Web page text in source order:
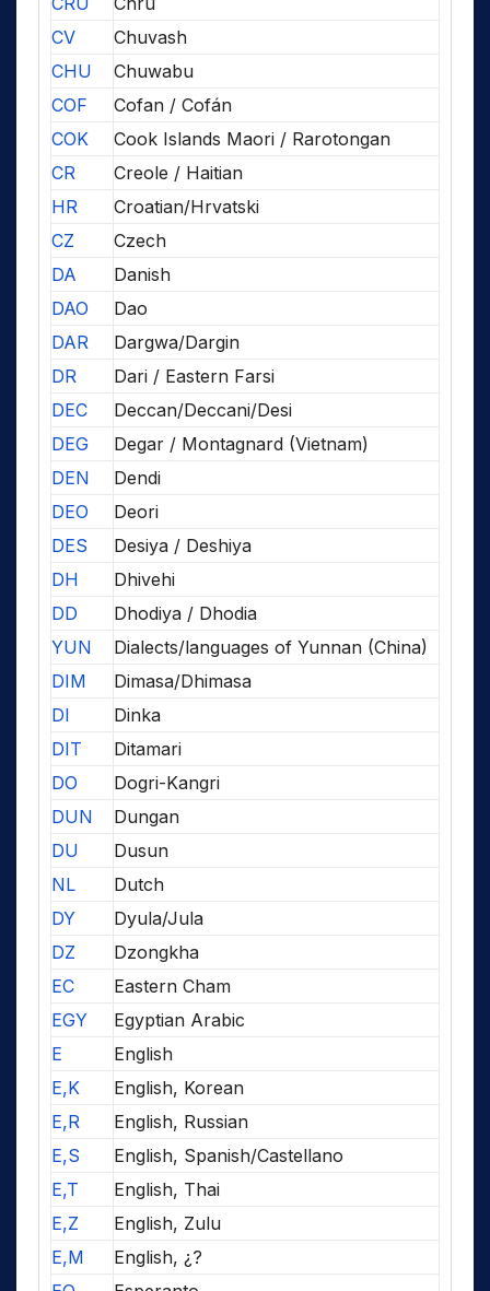
CV
Chuvash
CHU
Chuwabu
COF
Cofan / Cofán
COK
Cook Islands Maori / Rarotongan
CR
Creole / Haitian
HR
Croatian/Hrvatski
CZ
Czech
DA
Danish
DAO
Dao
DAR
Dargwa/Dargin
DR
Dari / Eastern Farsi
DEC
Deccan/Deccani/Desi
DEG
Degar / Montagnard (Vietnam)
DEN
Dendi
DEO
Deori
DES
Desiya / Deshiya
DH
Dhivehi
DD
Dhodiya / Dhodia
YUN
Dialects/languages of Yunnan (China)
DIM
Dimasa/Dhimasa
DI
Dinka
DIT
Ditamari
DO
Dogri-Kangri
DUN
Dungan
DU
Dusun
NL
Dutch
DY
Dyula/Jula
DZ
Dzongkha
EC
Eastern Cham
EGY
Egyptian Arabic
E
English
E,K
English, Korean
E,R
English, Russian
E,S
English, Spanish/Castellano
E,T
English, Thai
E,Z
English, Zulu
E,M
English, ¿?